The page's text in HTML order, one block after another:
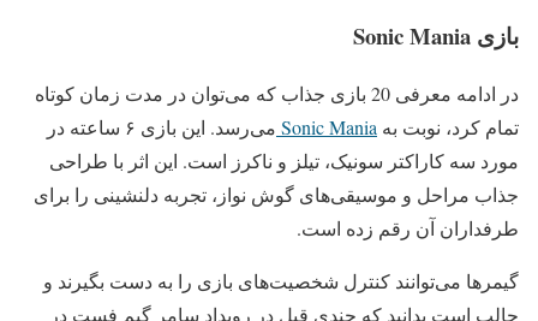
بازی Sonic Mania
در ادامه معرفی 20 بازی جذاب که می‌توان در مدت زمان کوتاه
تمام کرد، نوبت به Sonic Mania
می‌رسد. این بازی ۶ ساعته در
مورد سه کاراکتر سونیک، تیلز و ناکرز است. این اثر با طراحی
جذاب مراحل و موسیقی‌های گوش نواز، تجربه دلنشینی را برای
طرفداران آن رقم زده است.
گیمرها می‌توانند کنترل شخصیت‌های بازی را به دست بگیرند و
جالب است بدانید که چندی قبل در رویداد سامر گیم فست در